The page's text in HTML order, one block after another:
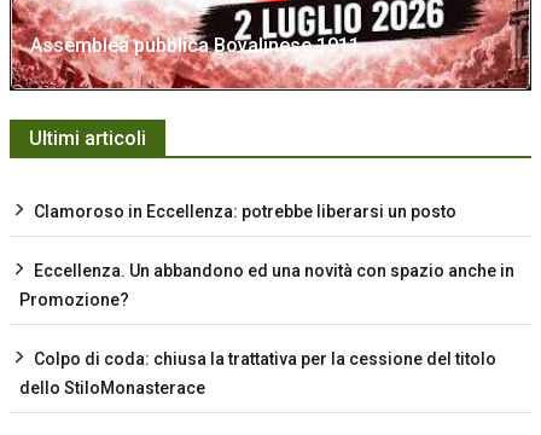
Assemblea pubblica Bovalinese 1911
Ultimi articoli
Clamoroso in Eccellenza: potrebbe liberarsi un posto
Eccellenza. Un abbandono ed una novità con spazio anche in
Promozione?
Colpo di coda: chiusa la trattativa per la cessione del titolo
dello StiloMonasterace